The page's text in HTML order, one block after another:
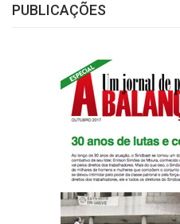
PUBLICAÇÕES